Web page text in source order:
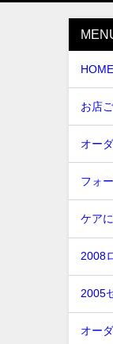
HOME
お店
オー
フォ
ケア
2008
2005
オー